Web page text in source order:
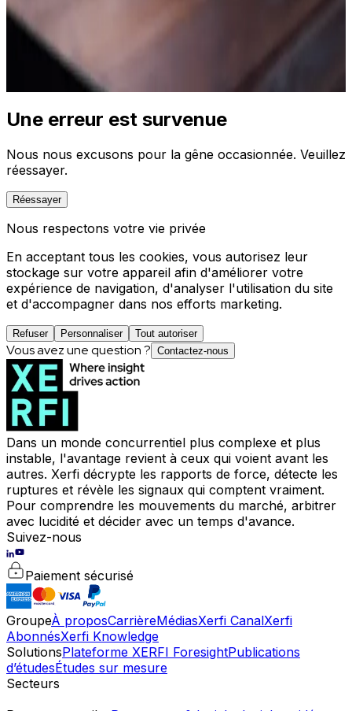
vidéos et des centaines d'articles) pour générer, par
simple prompt, des études de marché, analyses
concurrentielles et notes stratégiques.
Découvrez la solution
Une erreur est survenue
Nous nous excusons pour la gêne occasionnée. Veuillez
réessayer.
Réessayer
Nous respectons votre vie privée
En acceptant tous les cookies, vous autorisez leur
stockage sur votre appareil afin d'améliorer votre
expérience de navigation, d'analyser l'utilisation du site
et d'accompagner dans nos efforts marketing.
Refuser Personnaliser Tout autoriser
Vous avez une question ? Contactez-nous
Dans un monde concurrentiel plus complexe et plus
instable, l'avantage revient à ceux qui voient avant les
autres. Xerfi décrypte les rapports de force, détecte les
ruptures et révèle les signaux qui comptent vraiment.
Pour comprendre les mouvements du marché, arbitrer
avec lucidité et décider avec un temps d'avance.
Suivez-nous
Paiement sécurisé
GroupeÀ proposCarrièreMédiasXerfi CanalXerfi
AbonnésXerfi Knowledge
SolutionsPlateforme XERFI ForesightPublications
d’étudesÉtudes sur mesure
Secteurs